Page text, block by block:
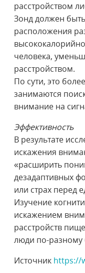
расстройством
Зонд должен
расположения
человека,
расстройством.
По сути, это
занимаются
внимание на
Эффективность
В результате
искажения
«расширить
дезадаптивных
или страх перед
Изучение
искажением
расстройств
люди по-разному
Источник https://